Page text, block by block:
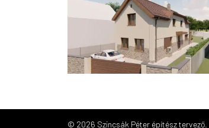
© 2026 Szincsák Péter építész tervező.